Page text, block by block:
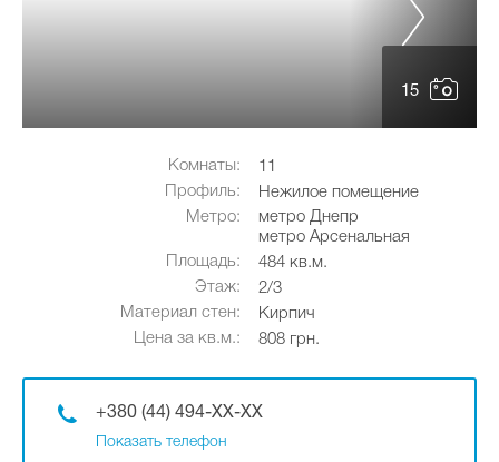
15
Комнаты:
11
Профиль:
Нежилое помещение
Метро:
метро Днепр
метро Арсенальная
Площадь:
484 кв.м.
Этаж:
2/3
Материал стен:
Кирпич
Цена за кв.м.:
808 грн.
+380 (44) 494-XX-XX
Показать телефон